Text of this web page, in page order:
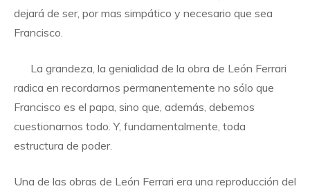
dejará de ser, por mas simpático y necesario que sea
Francisco.
La grandeza, la genialidad de la obra de León Ferrari
radica en recordarnos permanentemente no sólo que
Francisco es el papa, sino que, además, debemos
cuestionarnos todo. Y, fundamentalmente, toda
estructura de poder.
Una de las obras de León Ferrari era una reproducción del